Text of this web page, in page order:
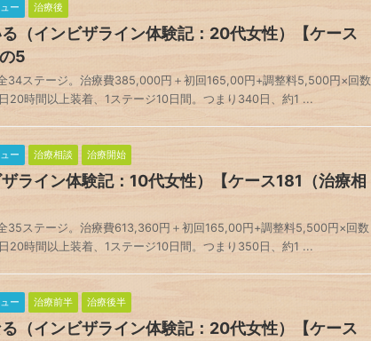
ー 治療後
（インビザライン体験記：20代女性）【ケース
5
34ステージ。治療費385,000円＋初回165,00円+調整料5,500円×回数
20時間以上装着、1ステージ10日間。つまり340日、約1 ...
ー 治療相談 治療開始
ライン体験記：10代女性）【ケース181（治療相
35ステージ。治療費613,360円＋初回165,00円+調整料5,500円×回数
20時間以上装着、1ステージ10日間。つまり350日、約1 ...
ー 治療前半 治療後半
（インビザライン体験記：20代女性）【ケース